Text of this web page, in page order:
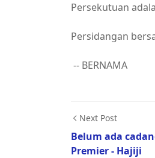
Persekutuan
Persidangan
-- BERNAMA
Next Post
Belum ada
Premier - Hajiji